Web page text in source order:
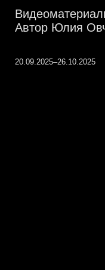
Автор Юлия
20.09.2025–26.10.2025